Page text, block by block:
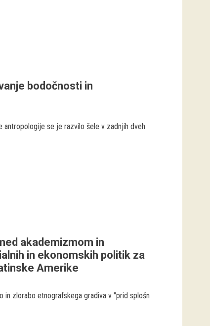
bodočnosti in
antropologije se je razvilo šele v zadnjih dveh
akademizmom in
in ekonomskih politik za
Amerike
in zlorabo etnografskega gradiva v "prid splošn